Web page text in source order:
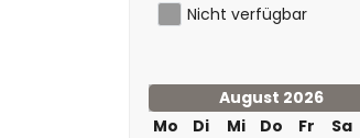
Nicht verfügbar
August 2026
Mo
Di Mi Do Fr Sa